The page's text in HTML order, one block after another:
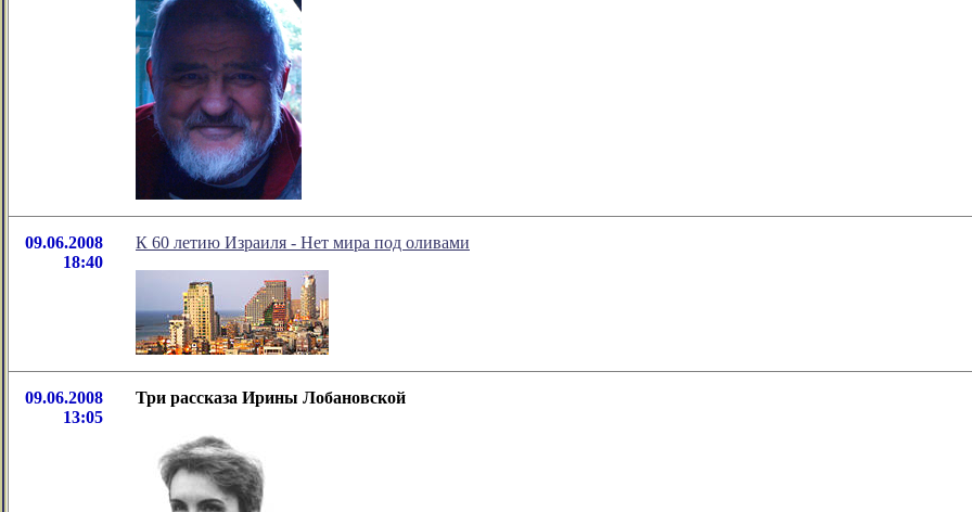
09.06.2008
18:40
К 60 летию Израиля - Нет мира под оливами
09.06.2008
13:05
Три рассказа Ирины Лобановской